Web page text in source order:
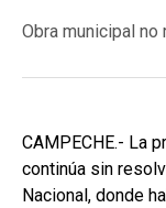
Obra municipal
CAMPECHE.- La
continúa sin
Nacional, donde